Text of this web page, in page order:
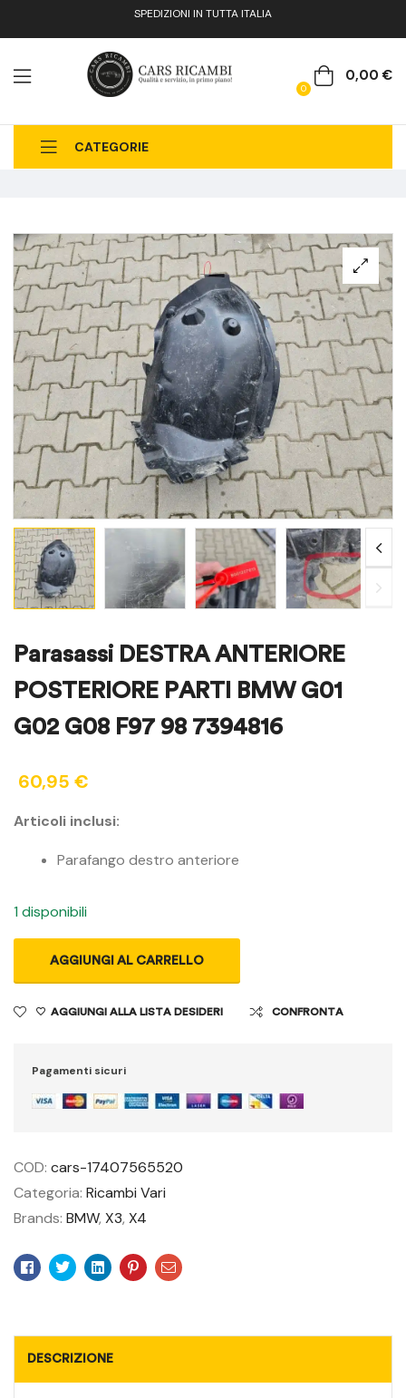
SPEDIZIONI IN TUTTA ITALIA
0
0,00€
CATEGORIE
Parasassi DESTRA ANTERIORE
POSTERIORE PARTI BMW G01
G02 G08 F97 98 7394816
60,95 €
Articoli inclusi:
Parafango destro anteriore
1 disponibili
AGGIUNGI AL CARRELLO
AGGIUNGI ALLA LISTA DESIDERI CONFRONTA
Pagamenti sicuri
COD: cars-17407565520
Categoria: Ricambi Vari
Brands: BMW, X3, X4
Facebook
TwitterLinkedinPinterest
Email
DESCRIZIONE